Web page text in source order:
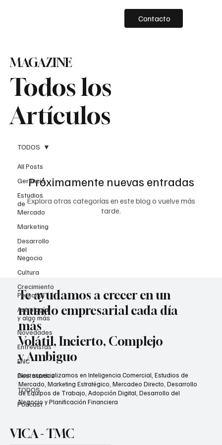
Contacto
Todos los
Artículos
MAGAZINE
All Posts
Gerencia
Estudios
de
Mercado
Marketing
Desarrollo
del
Negocio
Cultura
Crecimiento
Personal
Astrología
y algo más
Novedades
Entrevistas
ENC
Destacados
TODOS
Podcast
TODOS
Próximamente nuevas entradas
Explora otras categorías en este blog o vuelve más
tarde.
Te ayudamos a crecer en un
mundo empresarial cada día
más
Volátil, Incierto, Complejo
y Ambiguo
Nos especializamos en Inteligencia Comercial, Estudios de
Mercado, Marketing Estratégico, Mercadeo Directo, Desarrollo
de Equipos de Trabajo, Adopción Digital, Desarrollo del
Negocio y Planificación Financiera
VICA - TMC